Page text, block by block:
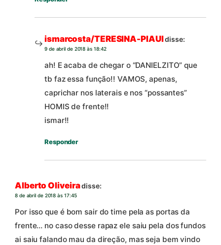
ismarcosta/TERESINA-PIAUIdisse:
9 de abril de 2018 às 18:42
ah! E acaba de chegar o “DANIELZITO” que
tb faz essa função!! VAMOS, apenas,
caprichar nos laterais e nos “possantes”
HOMIS de frente!!
ismar!!
Responder
Alberto Oliveiradisse:
8 de abril de 2018 às 17:45
Por isso que é bom sair do time pela as portas da
frente… no caso desse rapaz ele saiu pela dos fundos
ai saiu falando mau da direção, mas seja bem vindo